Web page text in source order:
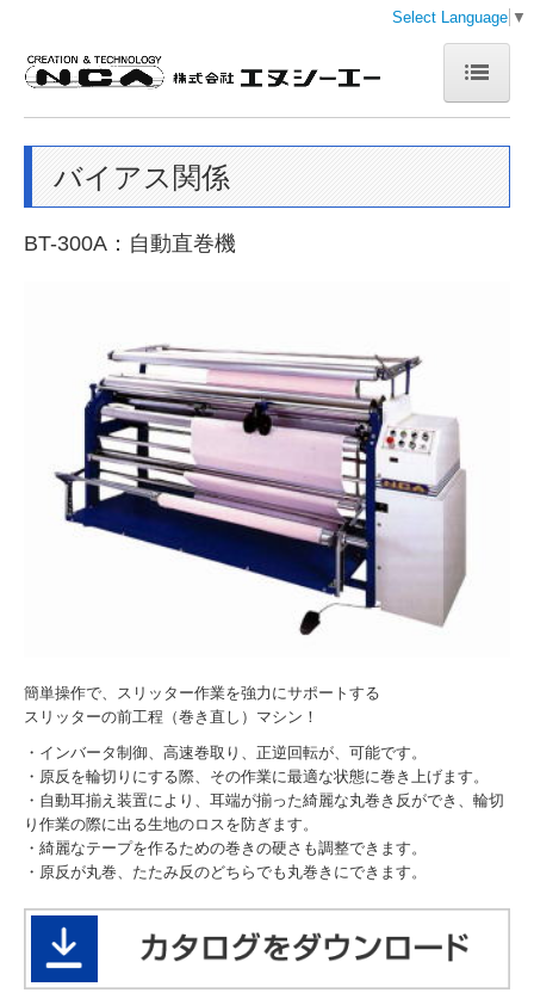
Select Language ▼
会社案内
裁断機
バイアス関係
検反機
検針機
各種備品
バイアス関係
BT-300A：自動直巻機
簡単操作で、スリッター作業を強力にサポートする
スリッターの前工程（巻き直し）マシン！
・インバータ制御、高速巻取り、正逆回転が、可能です。
・原反を輪切りにする際、その作業に最適な状態に巻き上げます。
・自動耳揃え装置により、耳端が揃った綺麗な丸巻き反ができ、輪切
り作業の際に出る生地のロスを防ぎます。
・綺麗なテープを作るための巻きの硬さも調整できます。
・原反が丸巻、たたみ反のどちらでも丸巻きにできます。